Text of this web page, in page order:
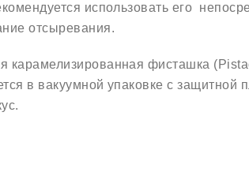
использовать его
отсыревания.
карамелизированная фисташка
в вакуумной упаковке с защитной